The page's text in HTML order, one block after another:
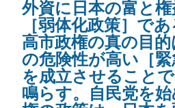
外資に日本の富と
［弱体化政策］で
高市政権の真の目
の危険性が高い［緊
を成立させること
鳴らす。自民党を